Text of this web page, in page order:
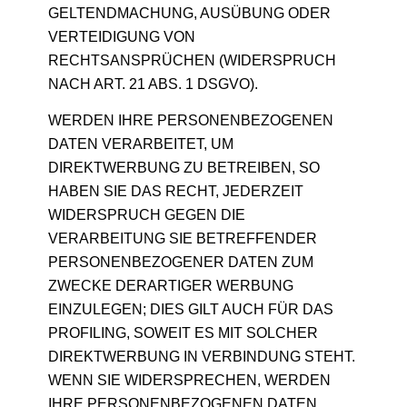
GELTENDMACHUNG, AUSÜBUNG ODER
VERTEIDIGUNG VON
RECHTSANSPRÜCHEN (WIDERSPRUCH
NACH ART. 21 ABS. 1 DSGVO).
WERDEN IHRE PERSONENBEZOGENEN
DATEN VERARBEITET, UM
DIREKTWERBUNG ZU BETREIBEN, SO
HABEN SIE DAS RECHT, JEDERZEIT
WIDERSPRUCH GEGEN DIE
VERARBEITUNG SIE BETREFFENDER
PERSONENBEZOGENER DATEN ZUM
ZWECKE DERARTIGER WERBUNG
EINZULEGEN; DIES GILT AUCH FÜR DAS
PROFILING, SOWEIT ES MIT SOLCHER
DIREKTWERBUNG IN VERBINDUNG STEHT.
WENN SIE WIDERSPRECHEN, WERDEN
IHRE PERSONENBEZOGENEN DATEN